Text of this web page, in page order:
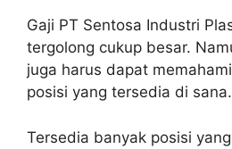
Gaji PT Sentosa Industri
tergolong cukup besar.
juga harus dapat
posisi yang tersedia di sana.
Tersedia banyak posisi